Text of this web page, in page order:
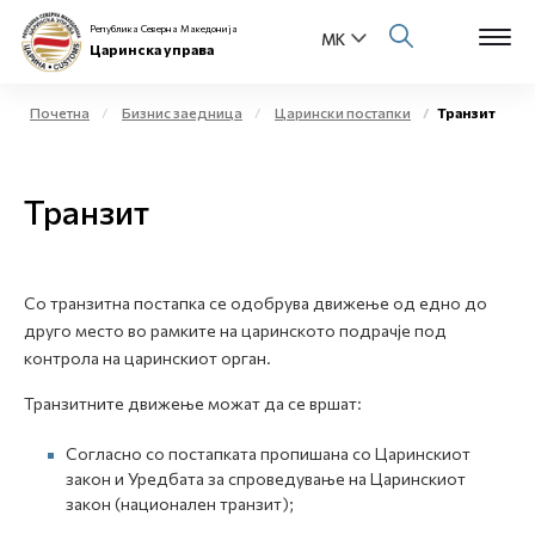
Физички лица
Бизнис заедница
Е-Царина
Медиа центар
Контакт
Република Северна Македонија
Царинска управа
Почетна Бизнис заедница Царински постапки Транзит
Транзит
Со транзитна постапка се одобрува движење од едно до
друго место во рамките на царинското подрачје под
контрола на царинскиот орган.
Транзитните движење можат да се вршат:
Согласно со постапката пропишана со Царинскиот
закон и Уредбата за спроведување на Царинскиот
закон (национален транзит);